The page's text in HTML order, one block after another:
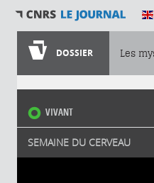
DOSSIER Les
Vous êtes ici
VIVANT
SEMAINE DU CERVEAU